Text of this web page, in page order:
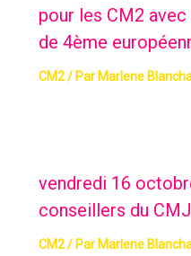
pour les CM2 avec
de 4ème
CM2/ Par Marlene
vendredi 16
conseillers du CMJ
CM2/ Par Marlene